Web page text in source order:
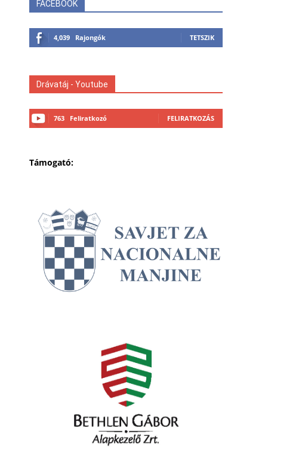
FACEBOOK
4,039 Rajongók TETSZIK
Drávatáj - Youtube
763 Feliratkozó FELIRATKOZÁS
Támogató: